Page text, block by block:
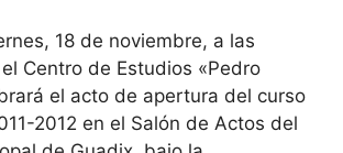
18 de noviembre, a las
Centro de Estudios «Pedro
el acto de apertura del curso
2012 en el Salón de Actos del